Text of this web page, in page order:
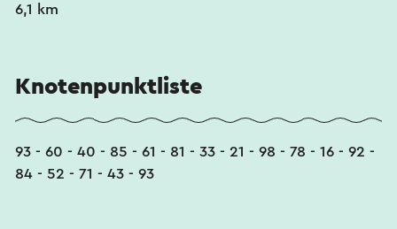
6,1 km
Knotenpunktliste
93 - 60 - 40 - 85 - 61 - 81 - 33 - 21 - 98 - 78 - 16 - 92 -
84 - 52 - 71 - 43 - 93